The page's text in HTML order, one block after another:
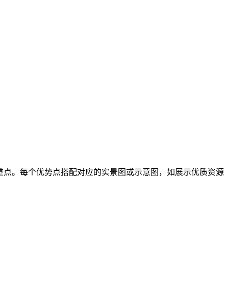
。每个优势点搭配对应的实景图或示意图，如展示优质资源